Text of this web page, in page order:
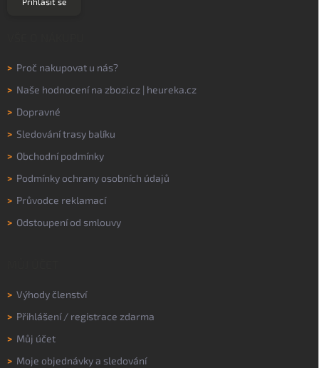
> Proč nakupovat u nás?
> Naše hodnocení na zbozi.cz | heureka.cz
> Dopravné
> Sledování trasy balíku
> Obchodní podmínky
> Podmínky ochrany osobních údajů
> Průvodce reklamací
> Odstoupení od smlouvy
> Výhody členství
> Přihlášení/ registrace zdarma
> Můj účet
> Moje objednávky a sledování